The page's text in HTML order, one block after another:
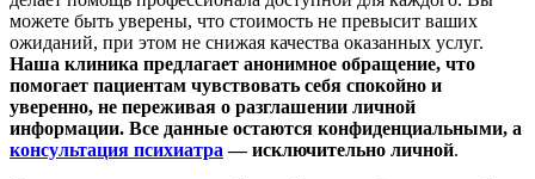
можете быть уверены, что стоимость не превысит ваших
ожиданий, при этом не снижая качества оказанных услуг.
Наша клиника предлагает анонимное обращение, что
помогает пациентам чувствовать себя спокойно и
уверенно, не переживая о разглашении личной
информации. Все данные остаются конфиденциальными, а
консультация психиатра — исключительно личной.